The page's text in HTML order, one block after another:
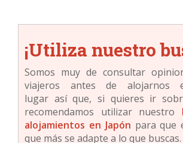
¡Utiliza nuestro
Somos muy de consultar
viajeros antes de alojarnos
lugar así que, si quieres ir
recomendamos utilizar nuestro
alojamientos en Japón para que
que más se adapte a lo que buscas.